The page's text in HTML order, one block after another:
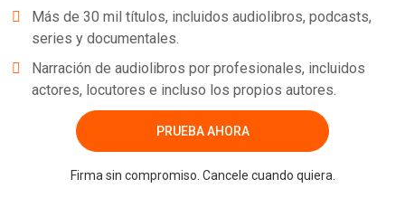
Más de 30 mil títulos, incluidos audiolibros, podcasts,
series y documentales.
Narración de audiolibros por profesionales, incluidos
actores, locutores e incluso los propios autores.
PRUEBA AHORA
Firma sin compromiso. Cancele cuando quiera.